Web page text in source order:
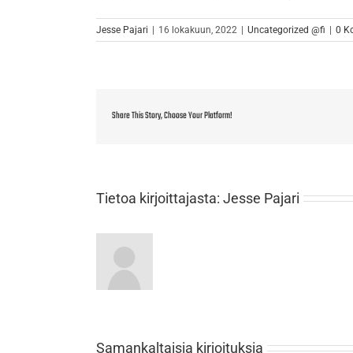
Jesse Pajari | 16 lokakuun, 2022 | Uncategorized @fi | 0
Share This Story, Choose Your Platform!
Tietoa kirjoittajasta: Jesse Pajari
Samankaltaisia kirjoituksia